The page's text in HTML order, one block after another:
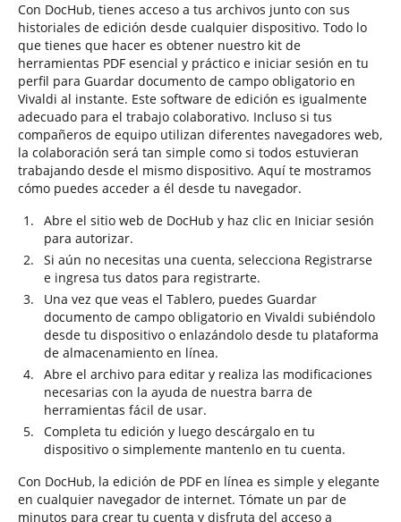
Con DocHub, tienes acceso a tus archivos junto con sus
historiales de edición desde cualquier dispositivo. Todo lo
que tienes que hacer es obtener nuestro kit de
herramientas PDF esencial y práctico e iniciar sesión en tu
perfil para Guardar documento de campo obligatorio en
Vivaldi al instante. Este software de edición es igualmente
adecuado para el trabajo colaborativo. Incluso si tus
compañeros de equipo utilizan diferentes navegadores web,
la colaboración será tan simple como si todos estuvieran
trabajando desde el mismo dispositivo. Aquí te mostramos
cómo puedes acceder a él desde tu navegador.
Abre el sitio web de DocHub y haz clic en Iniciar sesión
para autorizar.
Si aún no necesitas una cuenta, selecciona Registrarse
e ingresa tus datos para registrarte.
Una vez que veas el Tablero, puedes Guardar
documento de campo obligatorio en Vivaldi subiéndolo
desde tu dispositivo o enlazándolo desde tu plataforma
de almacenamiento en línea.
Abre el archivo para editar y realiza las modificaciones
necesarias con la ayuda de nuestra barra de
herramientas fácil de usar.
Completa tu edición y luego descárgalo en tu
dispositivo o simplemente mantenlo en tu cuenta.
Con DocHub, la edición de PDF en línea es simple y elegante
en cualquier navegador de internet. Tómate un par de
minutos para crear tu cuenta y disfruta del acceso a